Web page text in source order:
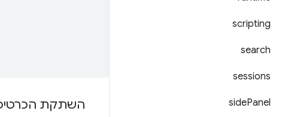
scripting
search
sessions
sidePanel השתקת